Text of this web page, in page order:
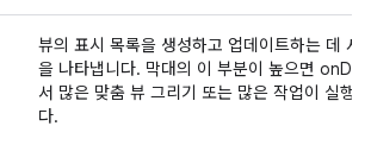
뷰의 표시 목록을 생성하고 업데이트하는 데 사
을 나타냅니다. 막대의 이 부분이 높으면
서 많은 맞춤 뷰 그리기 또는 많은 작업이 실행
다.